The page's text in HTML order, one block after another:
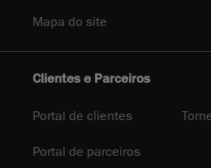
Mapa do site
Clientes e Parceiros
Portal de clientes
Portal de parceiros